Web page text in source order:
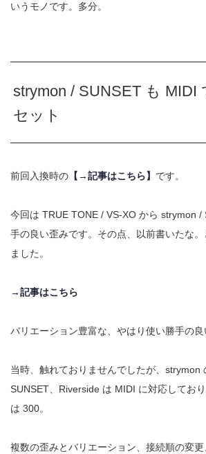
いうモノです。多分。
strymon / SUNSET も MIDI
セット
前回入換時の 【→記事はこちら】 です。
今回は TRUE TONE / VS-XO から strymon /
手の良い歪みです。その点、以前書いたな
ました。
→記事はこちら
バリエーション豊富な、やはり使い勝手の良
当時、触れておりませんでしたが、strymon
SUNSET、Riverside は MIDI に対応してお
は 300。
複数の歪みとバリエーション、接続順の変